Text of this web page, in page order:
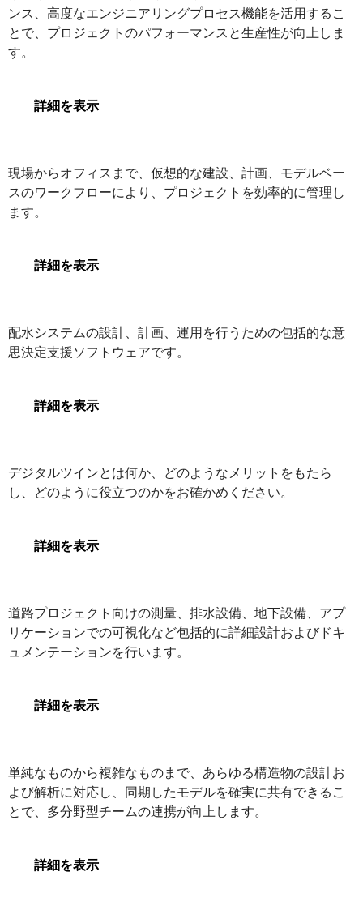
ProjectWise
ンス、高度なエンジニアリングプロセス機能を活用するこ
とで、プロジェクトのパフォーマンスと生産性が向上しま
す。
詳細を表示
現場からオフィスまで、仮想的な建設、計画、モデルベー
スのワークフローにより、プロジェクトを効率的に管理し
ます。
詳細を表示
OpenFlows WaterGEMS
配水システムの設計、計画、運用を行うための包括的な意
思決定支援ソフトウェアです。
詳細を表示
デジタルツイン
デジタルツインとは何か、どのようなメリットをもたら
し、どのように役立つのかをお確かめください。
詳細を表示
道路プロジェクト向けの測量、排水設備、地下設備、アプ
リケーションでの可視化など包括的に詳細設計およびドキ
ュメンテーションを行います。
詳細を表示
単純なものから複雑なものまで、あらゆる構造物の設計お
よび解析に対応し、同期したモデルを確実に共有できるこ
とで、多分野型チームの連携が向上します。
詳細を表示